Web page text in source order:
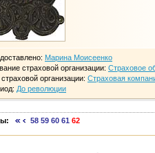
Марина Моисеенко
страховой организации: Страховое
организации: Страховая
До революции
58 59 60 61 62